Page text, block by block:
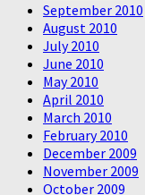
September 2010
August 2010
July 2010
June 2010
May 2010
April 2010
March 2010
February 2010
December 2009
November 2009
October 2009